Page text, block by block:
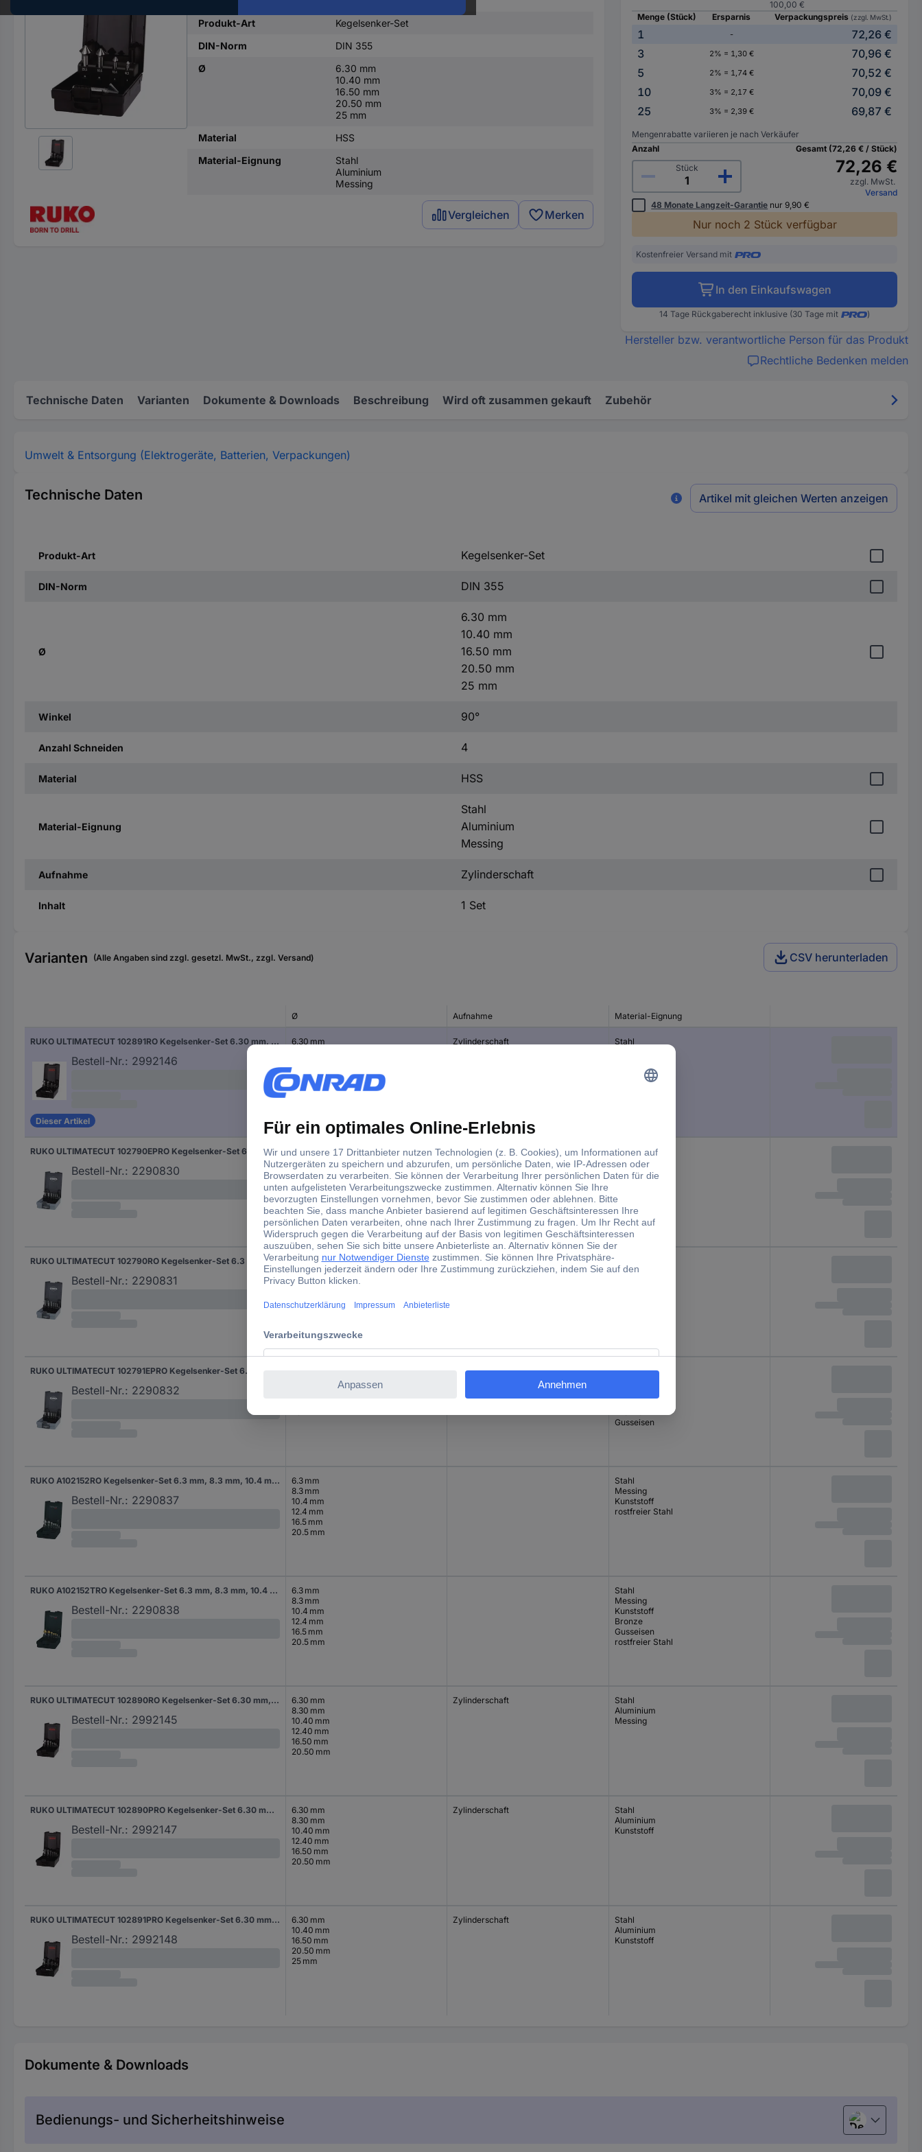
Produkt-Art
Kegelsenker-Set
DIN-Norm
DIN 355
Ø
6.30 mm
10.40 mm
16.50 mm
20.50 mm
25 mm
Material
HSS
Material-Eignung
Stahl
Aluminium
Messing
Vergleichen Merken
100,00 €
Menge (Stück)
Ersparnis Verpackungspreis (zzgl. MwSt.)
1 -
72,26 €
3
2% = 1,30 €
70,96 €
5
2% = 1,74 €
70,52 €
10
3% = 2,17 €
70,09 €
25
3% = 2,39 € 69,87 €
Mengenrabatte variieren je nach Verkäufer
Anzahl
Stück
Gesamt (72,26 € / Stück)
72,26 €
zzgl. MwSt.
Versand
48 Monate Langzeit-Garantie nur 9,90 €
Nur noch 2 Stück verfügbar
Kostenfreier Versand mit
In den Einkaufswagen
14 Tage Rückgaberecht inklusive (30 Tage mit )
Hersteller bzw. verantwortliche Person für das Produkt
Rechtliche Bedenken melden
Technische Daten Varianten Dokumente & Downloads Beschreibung Wird oft zusammen gekauft Zubehör
Umwelt & Entsorgung (Elektrogeräte, Batterien, Verpackungen)
Technische Daten Artikel mit gleichen Werten anzeigen
Produkt-Art Kegelsenker-Set
DIN-Norm DIN 355
Ø
6.30 mm
10.40 mm
16.50 mm
20.50 mm
25 mm
Winkel 90°
Anzahl Schneiden 4
Material HSS
Material-Eignung
Stahl
Aluminium
Messing
Aufnahme Zylinderschaft
Inhalt 1 Set
Varianten (Alle Angaben sind zzgl. gesetzl. MwSt., zzgl. Versand) CSV herunterladen
Ø Aufnahme Material-Eignung
RUKO ULTIMATECUT 102891RO Kegelsenker-Set 6.30 mm, 10.40 mm, 16.50 mm, 20.50 mm, 25 mm HSS Zylinderschaft 1 Set
Bestell-Nr.: 2992146
Dieser Artikel
6.30 mm
20.50 mm
25 mm
Zylinderschaft
Stahl
RUKO ULTIMATECUT 102790EPRO Kegelsenker-Set 6.3 mm, 8.3 mm, 10.4 mm, 12.4 mm, 16.5 mm, 20.5 mm HSS 1 Set
Bestell-Nr.: 2290830
6.3 mm
8.3 mm
10.4 mm
12.4 mm
16.5 mm
20.5 mm
Stahl
Messing
Kunststoff
Bronze
rostfreier Stahl
RUKO ULTIMATECUT 102790RO Kegelsenker-Set 6.3 mm, 8.3 mm, 10.4 mm, 12.4 mm, 16.5 mm, 20.5 mm HSS Dreiflächenschaft 1 St.
Bestell-Nr.: 2290831
6.3 mm
8.3 mm
10.4 mm
16.5 mm
Dreiflächenschaft
Aluminium
Bestell-Nr.: 2290832
Stahl
Kunststoff
Gusseisen
RUKO A102152RO Kegelsenker-Set 6.3 mm, 8.3 mm, 10.4 mm, 12.4 mm, 16.5 mm, 20.5 mm HSS 1 Set
Bestell-Nr.: 2290837
6.3 mm
8.3 mm
10.4 mm
12.4 mm
16.5 mm
20.5 mm
Stahl
Messing
Kunststoff
rostfreier Stahl
RUKO A102152TRO Kegelsenker-Set 6.3 mm, 8.3 mm, 10.4 mm, 12.4 mm, 16.5 mm, 20.5 mm HSS TiN 1 Set
Bestell-Nr.: 2290838
6.3 mm
8.3 mm
10.4 mm
12.4 mm
16.5 mm
20.5 mm
Stahl
Messing
Kunststoff
Bronze
Gusseisen
rostfreier Stahl
RUKO ULTIMATECUT 102890RO Kegelsenker-Set 6.30 mm, 8.30 mm, 10.40 mm, 12.40 mm, 16.50 mm, 20.50 mm HSS Zylinderschaft 1 Set
Bestell-Nr.: 2992145
6.30 mm
8.30 mm
10.40 mm
12.40 mm
16.50 mm
20.50 mm
Zylinderschaft
Stahl
Aluminium
Messing
RUKO ULTIMATECUT 102890PRO Kegelsenker-Set 6.30 mm, 8.30 mm, 10.40 mm, 12.40 mm, 16.50 mm, 20.50 mm HSS Zylinderschaft 1 Set
Bestell-Nr.: 2992147
6.30 mm
8.30 mm
10.40 mm
12.40 mm
16.50 mm
20.50 mm
Zylinderschaft
Stahl
Aluminium
Kunststoff
RUKO ULTIMATECUT 102891PRO Kegelsenker-Set 6.30 mm, 10.40 mm, 16.50 mm, 20.50 mm, 25 mm HSS Zylinderschaft 1 Set
Bestell-Nr.: 2992148
6.30 mm
10.40 mm
16.50 mm
20.50 mm
25 mm
Zylinderschaft
Stahl
Aluminium
Kunststoff
Dokumente & Downloads
Bedienungs- und Sicherheitshinweise Deutsch